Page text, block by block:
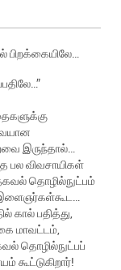
பிறக்கையிலே…
இருந்தால்…
பல விவசாயிகள்
தகவல் தொழில்நுட்பம்
இளைஞர்கள்கூட…
கால் பதித்து,
மாவட்டம்,
தொழில்நுட்பப்
கூட்டுகிறார்!